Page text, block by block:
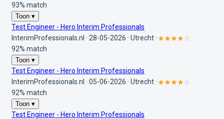
93% match
Toon ▾
Test Engineer - Hero Interim Professionals
InterimProfessionals.nl · 28-05-2026 · Utrecht ·
92% match
Toon ▾
Test Engineer - Hero Interim Professionals
InterimProfessionals.nl · 05-06-2026 · Utrecht ·
92% match
Toon ▾
Test Engineer - Hero Interim Professionals